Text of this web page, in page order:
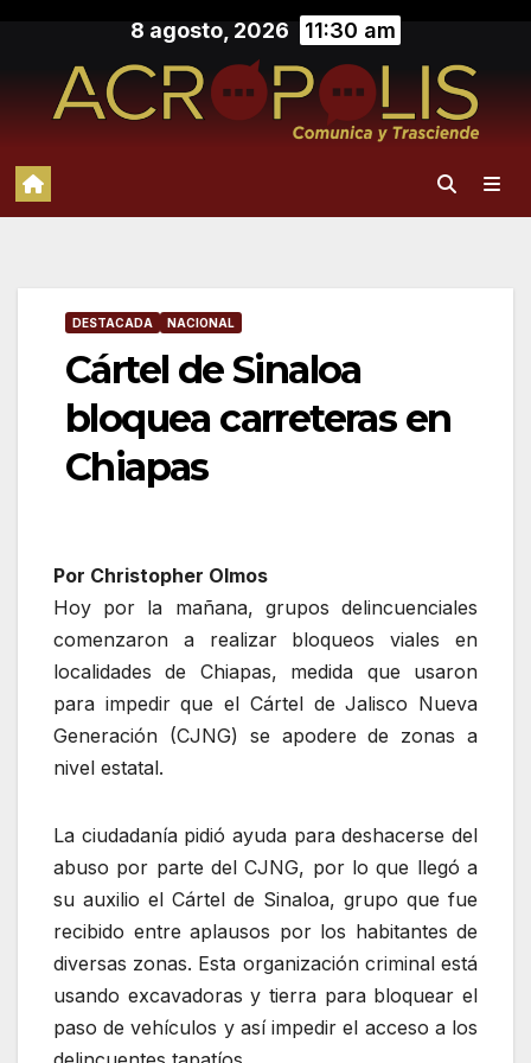
contenido
8 agosto, 2026 11:30 am
DESTACADA NACIONAL
Cártel de Sinaloa
bloquea carreteras en
Chiapas
Por Christopher Olmos
Hoy por la mañana, grupos delincuenciales
comenzaron a realizar bloqueos viales en
localidades de Chiapas, medida que usaron
para impedir que el Cártel de Jalisco Nueva
Generación (CJNG) se apodere de zonas a
nivel estatal.
La ciudadanía pidió ayuda para deshacerse del
abuso por parte del CJNG, por lo que llegó a
su auxilio el Cártel de Sinaloa, grupo que fue
recibido entre aplausos por los habitantes de
diversas zonas. Esta organización criminal está
usando excavadoras y tierra para bloquear el
paso de vehículos y así impedir el acceso a los